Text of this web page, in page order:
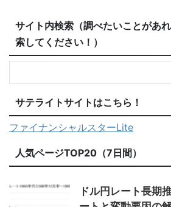
サイト内検索（調べたいことがあ
索してください！）
サテライトサイトはこちら！
ファイナンシャルスターLite
人気ページTOP20（7日間）
ドル円レート長期